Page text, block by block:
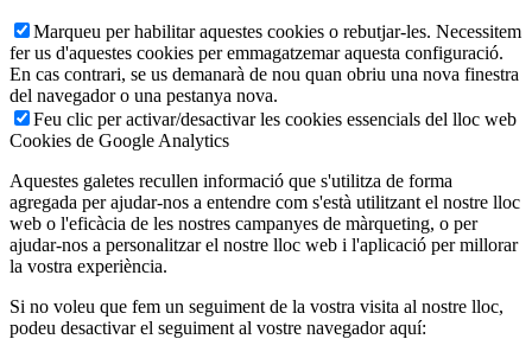
Marqueu per habilitar aquestes cookies o rebutjar-les. Necessitem
fer us d'aquestes cookies per emmagatzemar aquesta configuració.
En cas contrari, se us demanarà de nou quan obriu una nova finestra
del navegador o una pestanya nova.
Feu clic per activar/desactivar les cookies essencials del lloc web
Cookies de Google Analytics
Aquestes galetes recullen informació que s'utilitza de forma
agregada per ajudar-nos a entendre com s'està utilitzant el nostre lloc
web o l'eficàcia de les nostres campanyes de màrqueting, o per
ajudar-nos a personalitzar el nostre lloc web i l'aplicació per millorar
la vostra experiència.
Si no voleu que fem un seguiment de la vostra visita al nostre lloc,
podeu desactivar el seguiment al vostre navegador aquí: